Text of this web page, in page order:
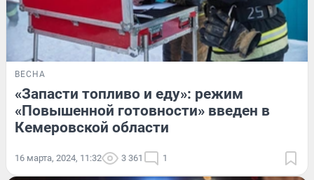
ВЕСНА
«Запасти топливо и еду»: режим
«Повышенной готовности» введен в
Кемеровской области
16 марта, 2024, 11:32 3 361 1